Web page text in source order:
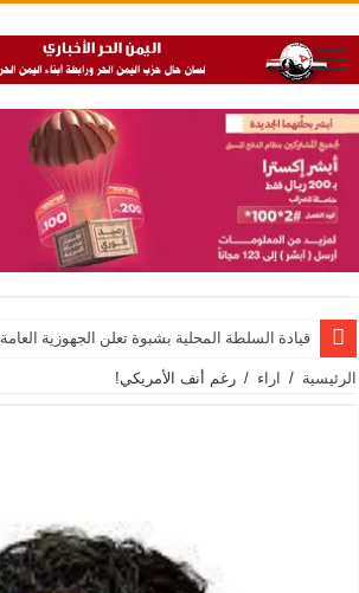
قيادة السلطة المحلية بشبوة تعلن الجهوزية
الرئيسية / اراء / رغم أنف الأمريكي!